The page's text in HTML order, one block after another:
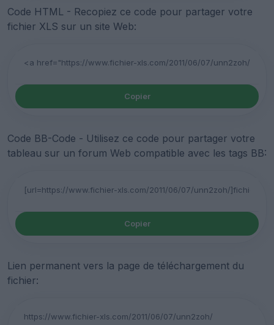
Code HTML - Recopiez ce code pour partager votre
fichier XLS sur un site Web:
Copier
Code BB-Code - Utilisez ce code pour partager votre
tableau sur un forum Web compatible avec les tags BB:
Copier
Lien permanent vers la page de téléchargement du
fichier: